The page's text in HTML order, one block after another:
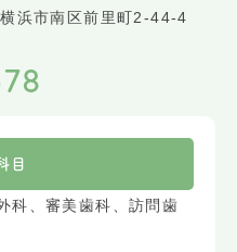
浜市南区前里町2-44-4
目
科、審美歯科、訪問歯